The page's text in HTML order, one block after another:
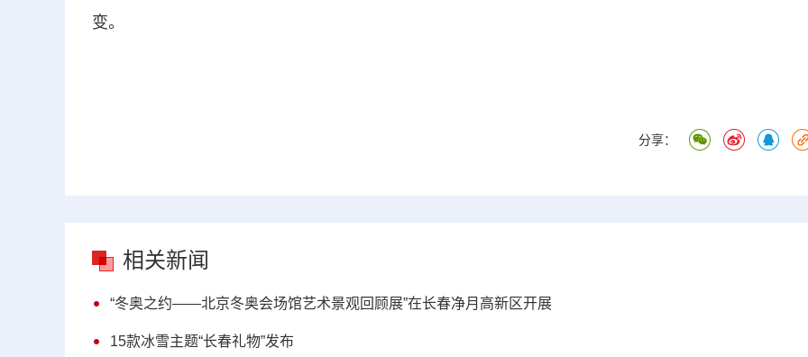
变。
分享：
相关新闻
“冬奥之约——北京冬奥会场馆艺术景观回顾展”在长春净月高新区开展
15款冰雪主题“长春礼物”发布